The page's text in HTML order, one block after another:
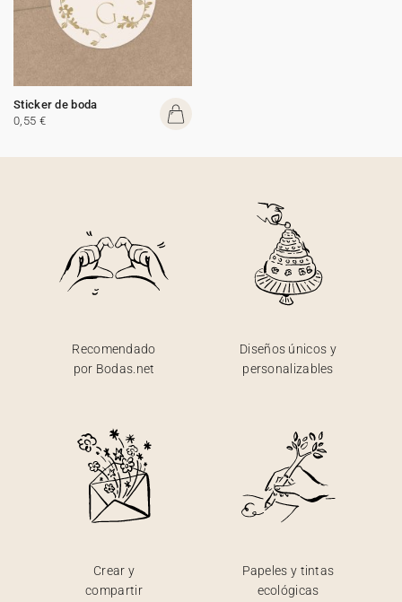
Sticker de boda
0,55 €
Recomendado
por Bodas.net
Diseños únicos y
personalizables
Crear y
compartir
Papeles y tintas
ecológicas